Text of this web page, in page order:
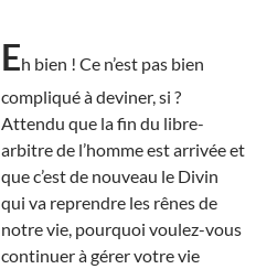
Eh bien ! Ce n’est pas bien
compliqué à deviner, si ?
Attendu que la fin du libre-
arbitre de l’homme est arrivée et
que c’est de nouveau le Divin
qui va reprendre les rênes de
notre vie, pourquoi voulez-vous
continuer à gérer votre vie